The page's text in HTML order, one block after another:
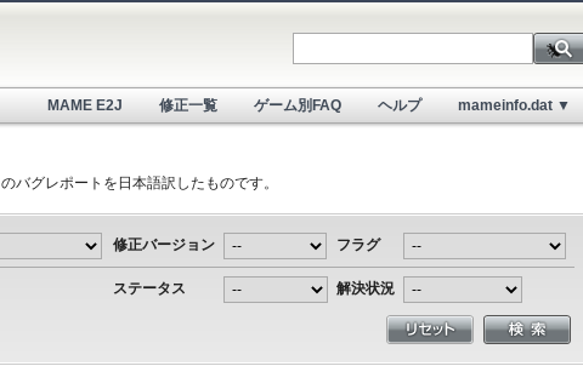
MAME E2J 修正一覧 ゲーム別FAQ ヘルプ mameinfo.dat ▼
のバグレポートを日本語訳したものです。
修正バージョン フラグ
ステータス 解決状況